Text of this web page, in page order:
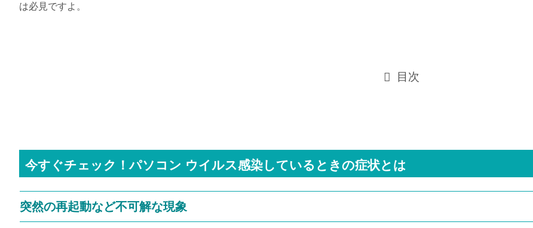
は必見ですよ。
目次
今すぐチェック！パソコン ウイルス感染しているときの症状とは
突然の再起動など不可解な現象